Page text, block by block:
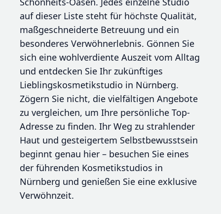
auf dieser Liste steht für höchste Qualität,
maßgeschneiderte Betreuung und ein
besonderes Verwöhnerlebnis. Gönnen Sie
sich eine wohlverdiente Auszeit vom Alltag
und entdecken Sie Ihr zukünftiges
Lieblingskosmetikstudio in Nürnberg.
Zögern Sie nicht, die vielfältigen Angebote
zu vergleichen, um Ihre persönliche Top-
Adresse zu finden. Ihr Weg zu strahlender
Haut und gesteigertem Selbstbewusstsein
beginnt genau hier – besuchen Sie eines
der führenden Kosmetikstudios in
Nürnberg und genießen Sie eine exklusive
Verwöhnzeit.